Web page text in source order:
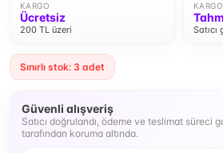
KARGO
Ücretsiz
200 TL üzeri Satıcı
Sınırlı stok: 3 adet
Güvenli alışveriş
Satıcı doğrulandı, ödeme ve teslimat süreci
tarafından koruma altında.